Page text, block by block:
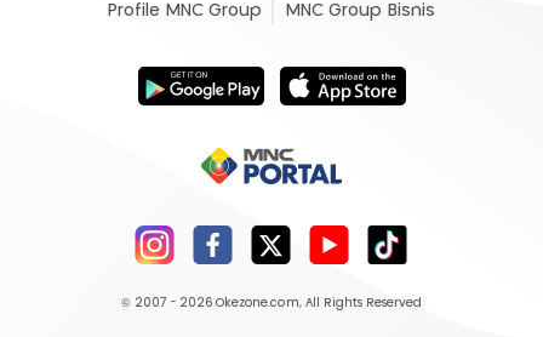
Profile MNC Group MNC Group Bisnis
© 2007 - 2026 Okezone.com, All Rights Reserved